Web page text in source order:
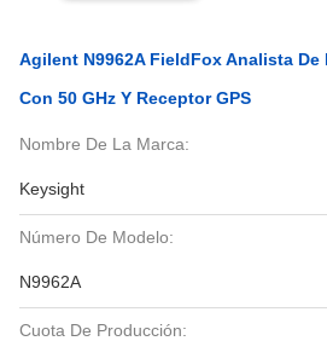
Agilent N9962A FieldFox Analista
Con 50 GHz Y Receptor GPS
Nombre De La Marca:
Keysight
Número De Modelo:
N9962A
Cuota De Producción: